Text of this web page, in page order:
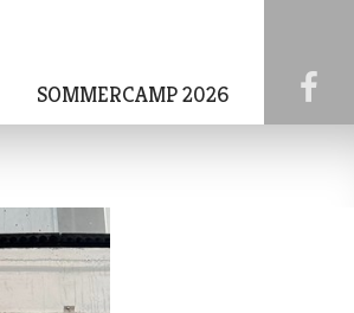
SOMMERCAMP 2026